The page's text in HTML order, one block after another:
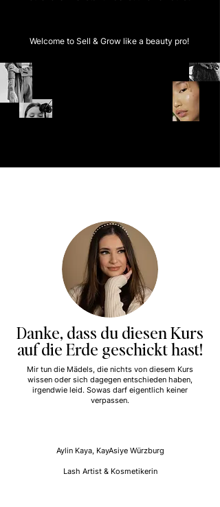
Welcome to Sell & Grow like a beauty pro!
Danke, dass du diesen Kurs
auf die Erde geschickt hast!
Mir tun die Mädels, die nichts von diesem Kurs
wissen oder sich dagegen entschieden haben,
irgendwie leid. Sowas darf eigentlich keiner
verpassen.
Aylin Kaya, KayAsiye Würzburg
Lash Artist & Kosmetikerin